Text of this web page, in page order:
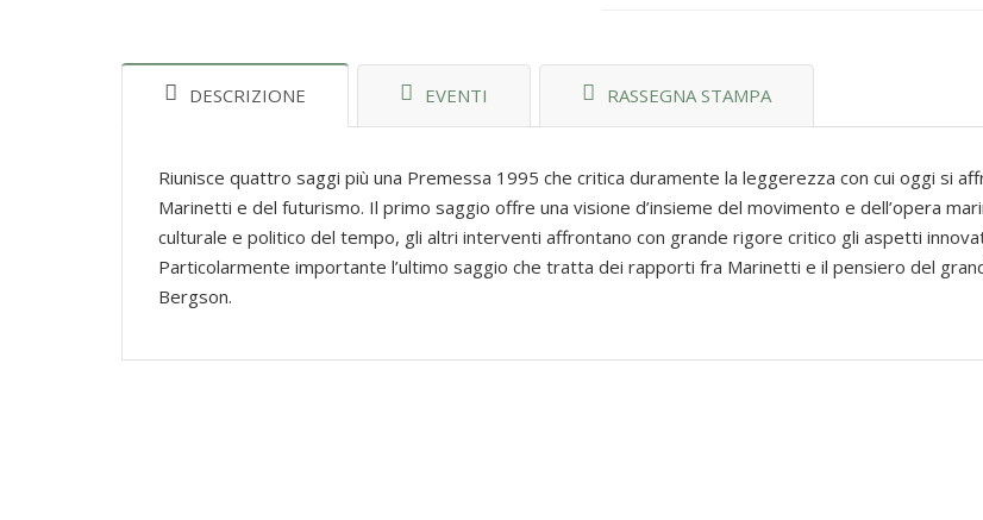
DESCRIZIONE EVENTI RASSEGNA STAMPA
Riunisce quattro saggi più una Premessa 1995 che critica duramente la leggerezza con cui oggi si
Marinetti e del futurismo. Il primo saggio offre una visione d’insieme del movimento e dell’opera
culturale e politico del tempo, gli altri interventi affrontano con grande rigore critico gli aspetti
Particolarmente importante l’ultimo saggio che tratta dei rapporti fra Marinetti e il pensiero del
Bergson.